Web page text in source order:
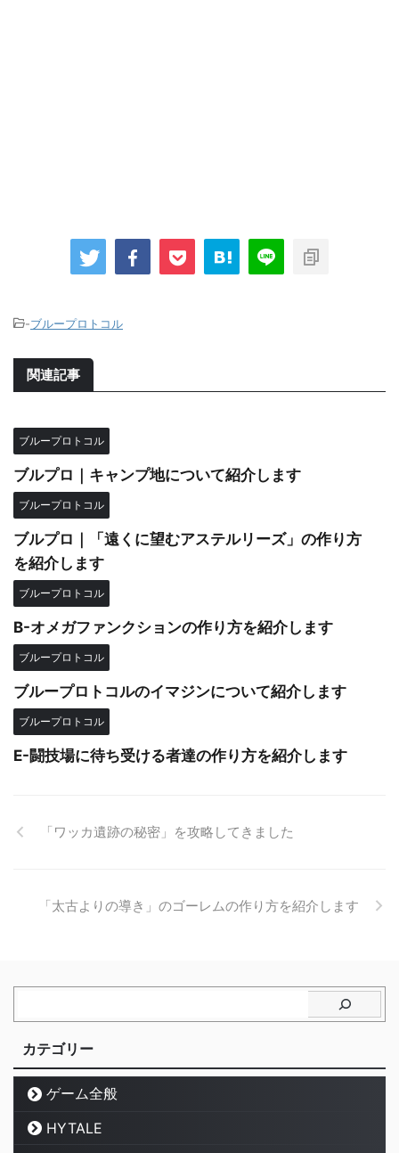
-ブループロトコル
関連記事
ブループロトコル
ブルプロ｜キャンプ地について紹介します
ブループロトコル
ブルプロ｜「遠くに望むアステルリーズ」の作り方
を紹介します
ブループロトコル
B-オメガファンクションの作り方を紹介します
ブループロトコル
ブループロトコルのイマジンについて紹介します
ブループロトコル
E-闘技場に待ち受ける者達の作り方を紹介します
「ワッカ遺跡の秘密」を攻略してきました
「太古よりの導き」のゴーレムの作り方を紹介します
カテゴリー
ゲーム全般
HYTALE